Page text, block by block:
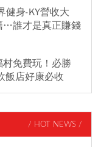
健身-KY營收大
…誰才是真正賺錢
免費玩！必勝
飯店好康必收
/ HOT NEWS /